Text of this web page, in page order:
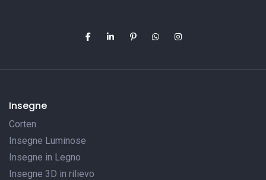
Insegne
Corten
Insegne Luminose
Insegne in Legno
Insegne 3D in rilievo